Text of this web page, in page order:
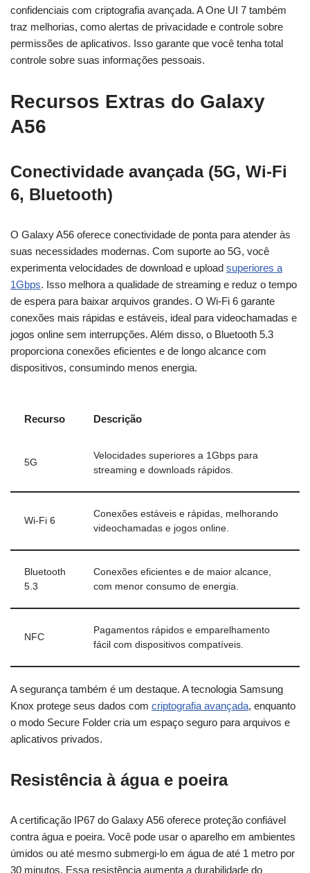
confidenciais com criptografia avançada. A One UI 7 também
traz melhorias, como alertas de privacidade e controle sobre
permissões de aplicativos. Isso garante que você tenha total
controle sobre suas informações pessoais.
Recursos Extras do Galaxy
A56
Conectividade avançada (5G, Wi-Fi
6, Bluetooth)
O Galaxy A56 oferece conectividade de ponta para atender às
suas necessidades modernas. Com suporte ao 5G, você
experimenta velocidades de download e upload superiores a
1Gbps. Isso melhora a qualidade de streaming e reduz o tempo
de espera para baixar arquivos grandes. O Wi-Fi 6 garante
conexões mais rápidas e estáveis, ideal para videochamadas e
jogos online sem interrupções. Além disso, o Bluetooth 5.3
proporciona conexões eficientes e de longo alcance com
dispositivos, consumindo menos energia.
Recurso Descrição
5G
Velocidades superiores a 1Gbps para
streaming e downloads rápidos.
Wi-Fi 6
Conexões estáveis e rápidas, melhorando
videochamadas e jogos online.
Bluetooth
5.3
Conexões eficientes e de maior alcance,
com menor consumo de energia.
NFC
Pagamentos rápidos e emparelhamento
fácil com dispositivos compatíveis.
A segurança também é um destaque. A tecnologia Samsung
Knox protege seus dados com criptografia avançada, enquanto
o modo Secure Folder cria um espaço seguro para arquivos e
aplicativos privados.
Resistência à água e poeira
A certificação IP67 do Galaxy A56 oferece proteção confiável
contra água e poeira. Você pode usar o aparelho em ambientes
úmidos ou até mesmo submergi-lo em água de até 1 metro por
30 minutos. Essa resistência aumenta a durabilidade do